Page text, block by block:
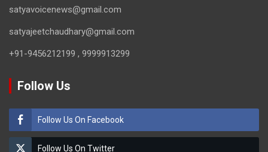
satyavoicenews@gmail.com
satyajeetchaudhary@gmail.com
+91-9456212199 , 9999913299
Follow Us
Follow Us On Facebook
Follow Us On Twitter